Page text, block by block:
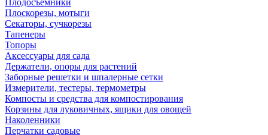
Плодосъемники
Плоскорезы, мотыги
Секаторы, сучкорезы
Тапенеры
Топоры
Аксессуары для сада
Держатели, опоры для растений
Заборные решетки и шпалерные сетки
Измерители, тестеры, термометры
Компосты и средства для компостирования
Корзины для луковичных, ящики для овощей
Наколенники
Перчатки садовые